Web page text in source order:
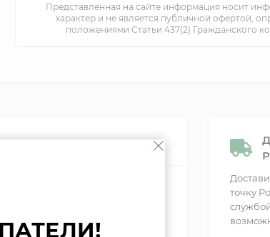
Представленная на сайте информация носит
характер и не является публичной офертой,
положениями Статьи 437(2) Гражданского
точку